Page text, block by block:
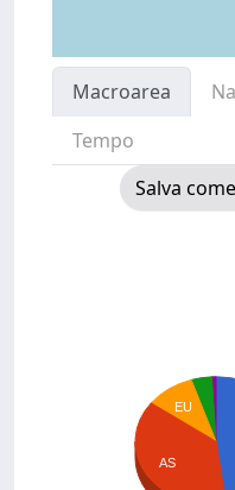
Macroarea
Tempo
Salva
EU
AS